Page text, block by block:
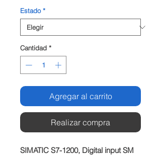
Estado *
Cantidad *
Agregar al carrito
Realizar compra
SIMATIC S7-1200, Digital input SM